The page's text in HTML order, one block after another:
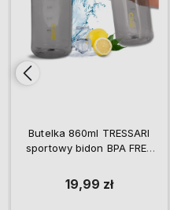
Butelka 860ml TRESSARI
sportowy bidon BPA FREE
19,99 zł